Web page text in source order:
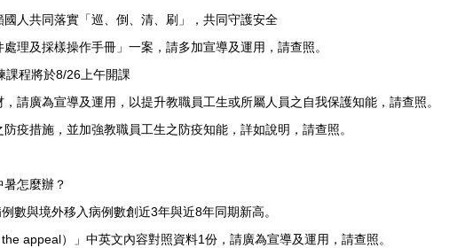
人共同落實「巡、倒、清、刷」，共同守護安全
理及採樣操作手冊」一案，請多加宣導及運用，請查照。
課程將於8/26上午開課
請廣為宣導及運用，以提升教職員工生或所屬人員之自我保護知能，請查照。
疫措施，並加強教職員工生之防疫知能，詳如說明，請查照。
怎麼辦？
數與境外移入病例數創近3年與近8年同期新高。
appeal）」中英文內容對照資料1份，請廣為宣導及運用，請查照。